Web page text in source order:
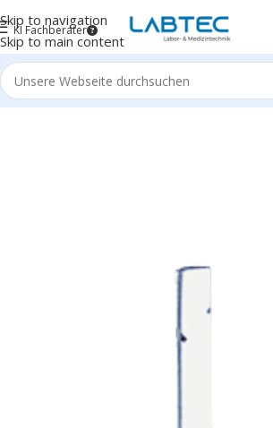
Skip to navigation
Skip to main content
KI Fachberater